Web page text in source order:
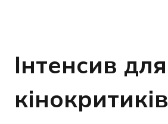
Інтенсив для
кінокритиків